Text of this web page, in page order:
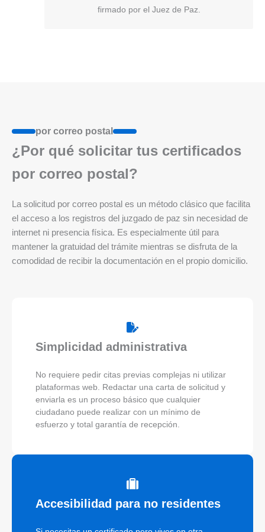
firmado por el Juez de Paz.
por correo postal
¿Por qué solicitar tus certificados
por correo postal?
La solicitud por correo postal es un método clásico que facilita
el acceso a los registros del juzgado de paz sin necesidad de
internet ni presencia física. Es especialmente útil para
mantener la gratuidad del trámite mientras se disfruta de la
comodidad de recibir la documentación en el propio domicilio.
Simplicidad administrativa
No requiere pedir citas previas complejas ni utilizar
plataformas web. Redactar una carta de solicitud y
enviarla es un proceso básico que cualquier
ciudadano puede realizar con un mínimo de
esfuerzo y total garantía de recepción.
Accesibilidad para no residentes